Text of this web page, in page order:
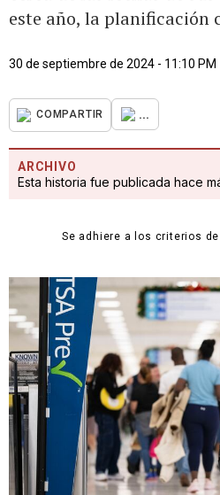
este año, la planificación
30 de septiembre de 2024 - 11:10 PM
COMPARTIR ...
ARCHIVO
Esta historia fue publicada hace
Se adhiere a los criterios de